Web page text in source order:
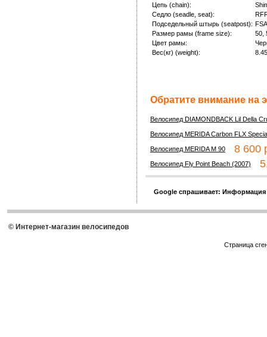
Цепь (chain):
Седло (seadle, seat):
Подседельный штырь (seatpost):
Размер рамы (frame size):
50,
Цвет рамы:
Вес(кг) (weight):
8.45
Обратите внимание на
Велосипед DIAMONDBACK Lil Della
Велосипед MERIDA Carbon FLX
Велосипед MERIDA M 90 8 600
Велосипед Fly Point Beach (2007)
Google спрашивает:
© Интернет-магазин велосипедов
Страница